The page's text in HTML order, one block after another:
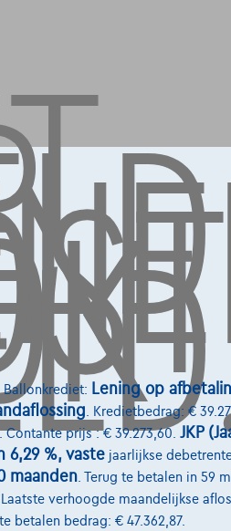
Ballonkrediet: Lening op
. Kredietbedrag: €
prijs : € 39.273,60. JKP
6,29 %, vaste jaarlijkse
maanden. Terug te betalen in 59
verhoogde maandelijkse
betalen bedrag: € 47.362,87.